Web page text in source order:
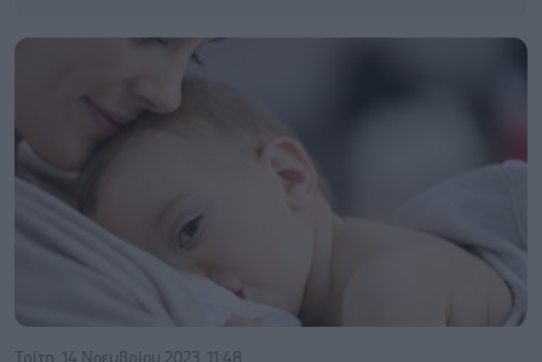
Τρίτη, 14 Νοεμβρίου 2023, 11:48